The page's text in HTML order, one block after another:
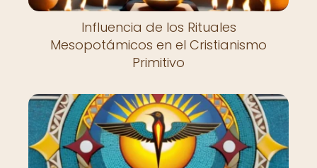
Influencia de los Rituales
Mesopotámicos en el Cristianismo
Primitivo